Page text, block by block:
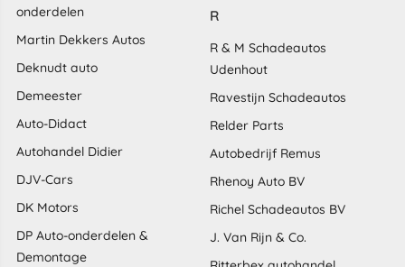
onderdelen
Martin Dekkers Autos
Deknudt auto
Demeester
Auto-Didact
Autohandel Didier
DJV-Cars
DK Motors
DP Auto-onderdelen &
Demontage
R
R & M Schadeautos
Udenhout
Ravestijn Schadeautos
Relder Parts
Autobedrijf Remus
Rhenoy Auto BV
Richel Schadeautos BV
J. Van Rijn & Co.